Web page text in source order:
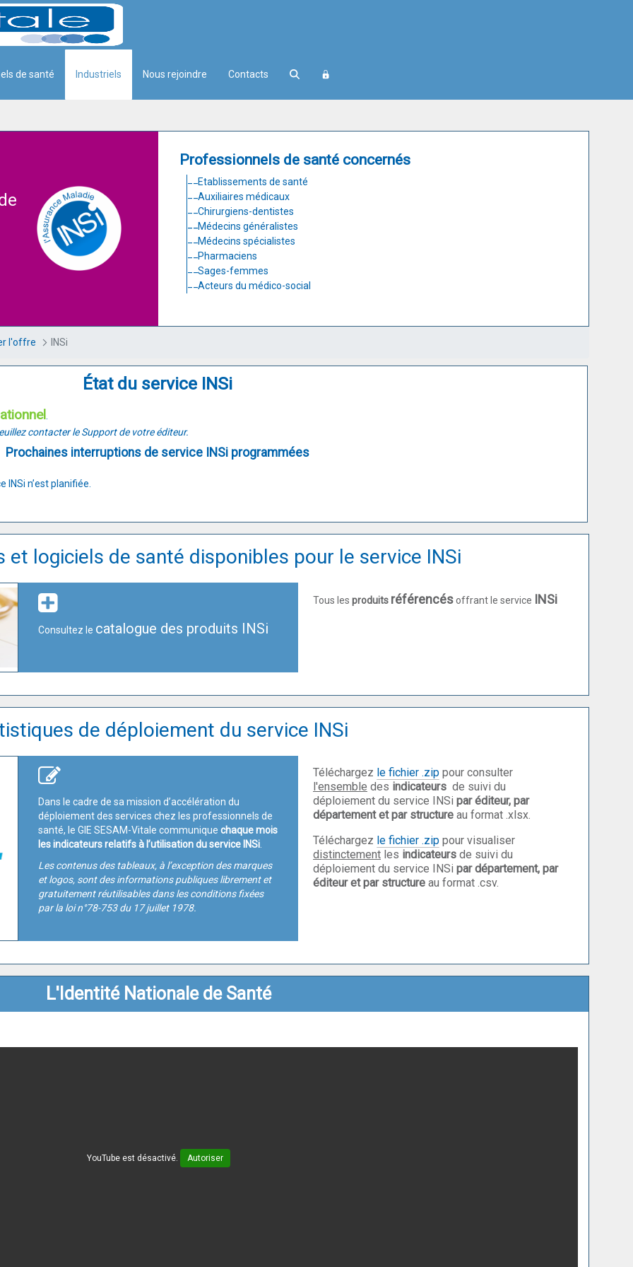
de santé Industriels Nous rejoindre Contacts
Professionnels de santé concernés
Etablissements de santé
Auxiliaires médicaux
Chirurgiens-dentistes
Médecins généralistes
Médecins spécialistes
Pharmaciens
Sages-femmes
Acteurs du médico-social
l'offre INSi
État du service INSi
contacter le Support de votre éditeur.
Prochaines interruptions de service INSi programmées
INSi n’est planifiée.
et logiciels de santé disponibles pour le service INSi
Consultez le catalogue des produits INSi
Tous les produits référencésoffrant le service INSi
de déploiement du service INSi
Dans le cadre de sa mission d’accélération du
déploiement des services chez les professionnels de
santé, le GIE SESAM-Vitale communique chaque mois
les indicateurs relatifs à l’utilisation du service INSi
Les contenus des tableaux, à l’exception des marques
et logos, sont des informations publiques librement et
gratuitement réutilisables dans les conditions fixées
par la loi n°78-753 du 17 juillet 1978.
Téléchargez le fichier .zip pour consulter
l'ensemble des indicateurs de suivi du
déploiement du service INSi par éditeur, par
département et par structure au format .xlsx.
Téléchargez le fichier .zip pour visualiser
distinctement les indicateurs de suivi du
déploiement du service INSi par département, par
éditeur et par structure au format .csv.
L'Identité Nationale de Santé
YouTube est désactivé. Autoriser